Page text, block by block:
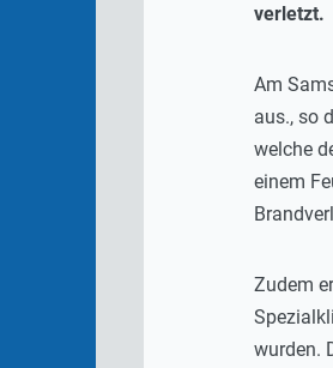
verletzt.
Am
aus., so
welche
einem
Zudem
wurden.